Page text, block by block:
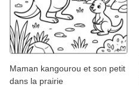
Maman kangourou et son petit
dans la prairie